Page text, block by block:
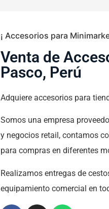
¡ Accesorios para
Venta de
Pasco, Perú
Adquiere accesorios para
Somos una empresa
y negocios retail, contamos
para compras en diferentes
Realizamos entregas de
equipamiento comercial en